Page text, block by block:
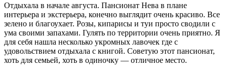
Отдыхала в начале августа. Пансионат Нева в плане
интерьера и экстерьера, конечно выглядит очень красиво. Все
зелено и благоухает. Розы, кипарисы и туи просто сводили с
ума своими запахами. Гулять по территории очень приятно. Я
для себя нашла несколько укромных лавочек где с
удовольствием отдыхала с книгой. Советую этот пансионат,
хоть для семьей, хоть в одиночку — отличное место.